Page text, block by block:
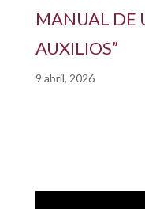
MANUAL DE
AUXILIOS”
9 abril, 2026